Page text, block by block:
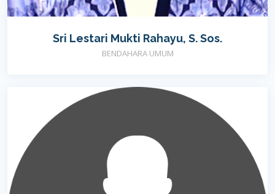
Sri Lestari Mukti Rahayu, S. Sos.
BENDAHARA UMUM